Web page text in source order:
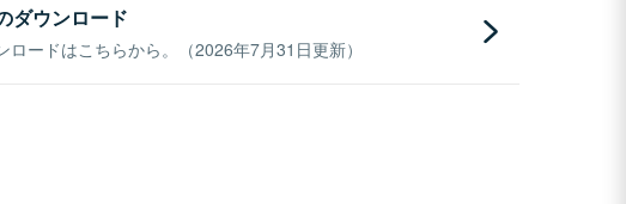
ダウンロード
ロードはこちらから。（2026年7月31日更新）